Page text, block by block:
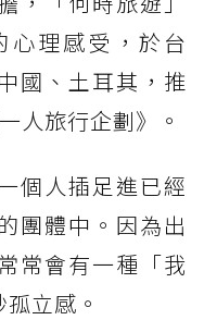
心理感受，於台
國、土耳其，推
人旅行企劃》。
個人插足進已經
團體中。因為出
常會有一種「我
立感。